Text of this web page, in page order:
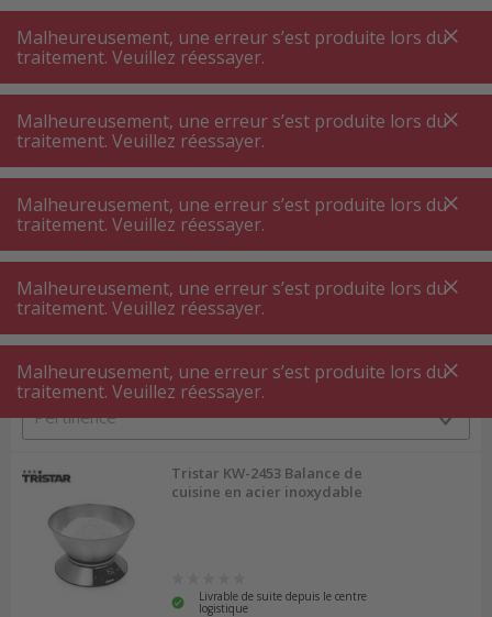
A +++
A+++
A +++
A+++
MyPost
MyPost
MENU RECHERCHE
Ustensiles de cuisine Balance de cuisine
Balance de cuisine
Filtres de produits
113 P.
Trier par
Tristar KW-2453 Balance de
cuisine en acier inoxydable
Livrable de suite depuis le centre
logistique
Malheureusement, une erreur s’est produite lors du
traitement. Veuillez réessayer.
Malheureusement, une erreur s’est produite lors du
traitement. Veuillez réessayer.
Malheureusement, une erreur s’est produite lors du
traitement. Veuillez réessayer.
Malheureusement, une erreur s’est produite lors du
traitement. Veuillez réessayer.
Malheureusement, une erreur s’est produite lors du
traitement. Veuillez réessayer.